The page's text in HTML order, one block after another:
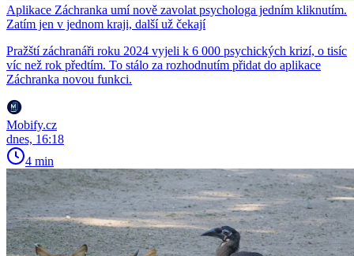
Aplikace Záchranka umí nově zavolat psychologa jedním kliknutím.
Zatím jen v jednom kraji, další už čekají
Pražští záchranáři roku 2024 vyjeli k 6 000 psychických krizí, o tisíc
víc než rok předtím. To stálo za rozhodnutím přidat do aplikace
Záchranka novou funkci.
Mobify.cz
dnes, 16:18
4 min